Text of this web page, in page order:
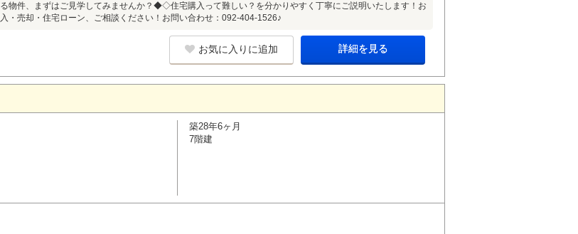
件、まずはご見学してみませんか？◆◇住宅購入って難しい？を分かりやすく丁寧にご説明いたします！お
・売却・住宅ローン、ご相談ください！お問い合わせ：092-404-1526♪
お気に入りに追加 詳細を見る
築28年6ヶ月
7階建